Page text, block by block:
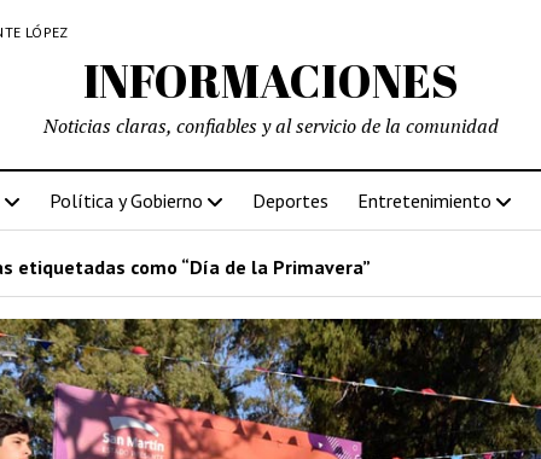
LÓPEZ
INFORMACIONES
Noticias claras, confiables y al servicio de la comunidad
Política y Gobierno Deportes Entretenimiento
etiquetadas como “Día de la Primavera”